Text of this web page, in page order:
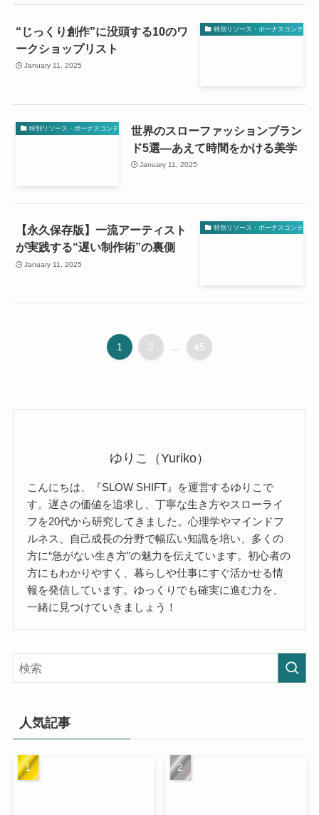
特別リソース・ボーナスコンテンツ
“じっくり創作”に没頭する10のワ
ークショップリスト
January 11, 2025
特別リソース・ボーナスコンテンツ世界のスローファッションブラン
ド5選—あえて時間をかける美学
January 11, 2025
特別リソース・ボーナスコンテンツ
【永久保存版】一流アーティスト
が実践する“遅い制作術”の裏側
January 11, 2025
1 2 ... 45
ゆりこ（Yuriko）
こんにちは、『SLOW SHIFT』を運営するゆりこで
す。遅さの価値を追求し、丁寧な生き方やスローライ
フを20代から研究してきました。心理学やマインドフ
ルネス、自己成長の分野で幅広い知識を培い、多くの
方に“急がない生き方”の魅力を伝えています。初心者の
方にもわかりやすく、暮らしや仕事にすぐ活かせる情
報を発信しています。ゆっくりでも確実に進む力を、
一緒に見つけていきましょう！
人気記事